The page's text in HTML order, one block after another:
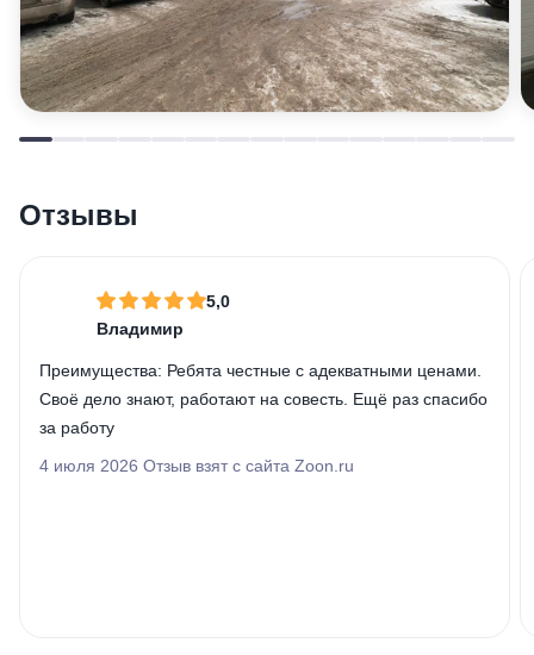
Отзывы
5,0
Владимир
Преимущества: Ребята честные с адекватными ценами.
Своё дело знают, работают на совесть. Ещё раз спасибо
за работу
4 июля 2026 Отзыв взят с сайта Zoon.ru